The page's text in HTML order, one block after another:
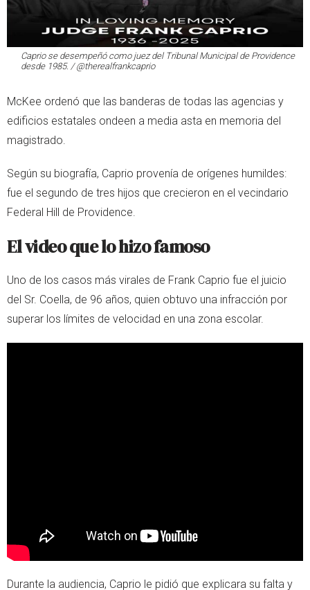
Caprio se desempeñó como juez del Tribunal Municipal de Providence
desde 1985. / @therealfrankcaprio
McKee ordenó que las banderas de todas las agencias y
edificios estatales ondeen a media asta en memoria del
magistrado.
Según su biografía, Caprio provenía de orígenes humildes:
fue el segundo de tres hijos que crecieron en el vecindario
Federal Hill de Providence.
El video que lo hizo famoso
Uno de los casos más virales de Frank Caprio fue el juicio
del Sr. Coella, de 96 años, quien obtuvo una infracción por
superar los límites de velocidad en una zona escolar.
Durante la audiencia, Caprio le pidió que explicara su falta y